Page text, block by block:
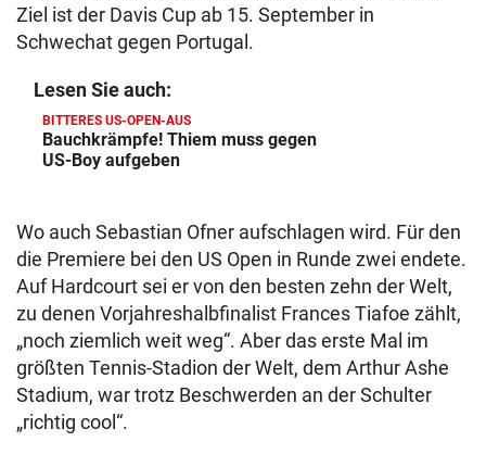
Ziel ist der Davis Cup ab 15. September in
Schwechat gegen Portugal.
Lesen Sie auch:
BITTERES US-OPEN-AUS
Bauchkrämpfe! Thiem muss gegen
US-Boy aufgeben
Wo auch Sebastian Ofner aufschlagen wird. Für den
die Premiere bei den US Open in Runde zwei endete.
Auf Hardcourt sei er von den besten zehn der Welt,
zu denen Vorjahreshalbfinalist Frances Tiafoe zählt,
„noch ziemlich weit weg“. Aber das erste Mal im
größten Tennis-Stadion der Welt, dem Arthur Ashe
Stadium, war trotz Beschwerden an der Schulter
„richtig cool“.